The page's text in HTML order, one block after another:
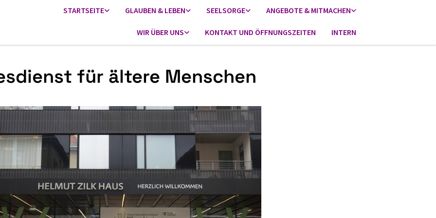
STARTSEITE GLAUBEN & LEBEN SEELSORGE ANGEBOTE & MITMACHEN
WIR ÜBER UNS KONTAKT UND ÖFFNUNGSZEITEN INTERN
für ältere Menschen